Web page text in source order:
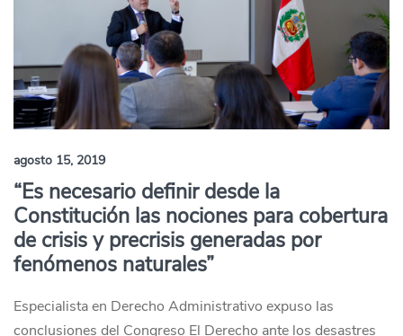
agosto 15, 2019
“Es necesario definir desde la
Constitución las nociones para cobertura
de crisis y precrisis generadas por
fenómenos naturales”
Especialista en Derecho Administrativo expuso las
conclusiones del Congreso El Derecho ante los desastres